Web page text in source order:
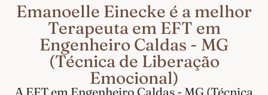
Emanoelle Einecke é a melhor
Terapeuta em EFT em
Engenheiro Caldas - MG
(Técnica de Liberação
Emocional)
A EFT em Engenheiro Caldas - MG (Técnica